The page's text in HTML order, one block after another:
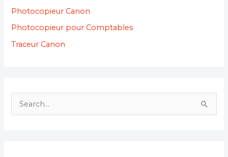
Photocopieur Canon
Photocopieur pour Comptables
Traceur Canon